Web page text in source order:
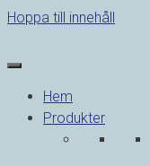
Hoppa till innehåll
Hem
Produkter